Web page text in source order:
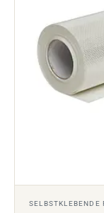
SELBSTKLEBENDE